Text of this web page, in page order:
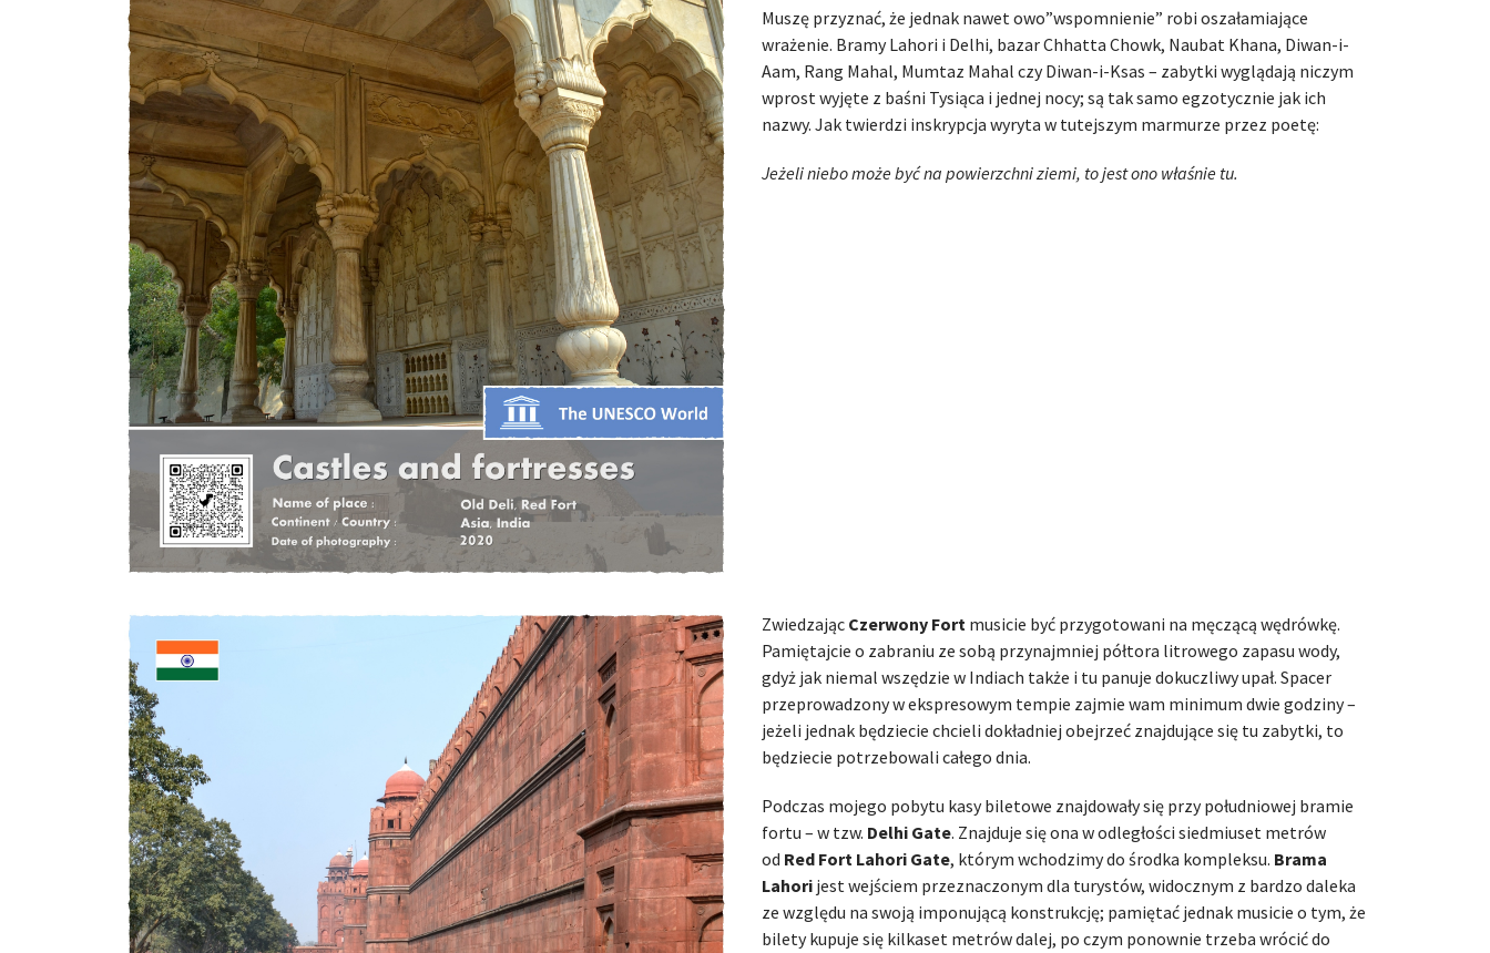
Muszę przyznać, że jednak nawet owo”wspomnienie” robi oszałamiające
wrażenie. Bramy Lahori i Delhi, bazar Chhatta Chowk, Naubat Khana, Diwan-i-
Aam, Rang Mahal, Mumtaz Mahal czy Diwan-i-Ksas – zabytki wyglądają niczym
wprost wyjęte z baśni Tysiąca i jednej nocy; są tak samo egzotycznie jak ich
nazwy. Jak twierdzi inskrypcja wyryta w tutejszym marmurze przez poetę:
Jeżeli niebo może być na powierzchni ziemi, to jest ono właśnie tu.
Zwiedzając Czerwony Fort musicie być przygotowani na męczącą wędrówkę.
Pamiętajcie o zabraniu ze sobą przynajmniej półtora litrowego zapasu wody,
gdyż jak niemal wszędzie w Indiach także i tu panuje dokuczliwy upał. Spacer
przeprowadzony w ekspresowym tempie zajmie wam minimum dwie godziny –
jeżeli jednak będziecie chcieli dokładniej obejrzeć znajdujące się tu zabytki, to
będziecie potrzebowali całego dnia.
Podczas mojego pobytu kasy biletowe znajdowały się przy południowej bramie
fortu – w tzw. Delhi Gate. Znajduje się ona w odległości siedmiuset metrów
od Red Fort Lahori Gate, którym wchodzimy do środka kompleksu. Brama
Lahori jest wejściem przeznaczonym dla turystów, widocznym z bardzo daleka
ze względu na swoją imponującą konstrukcję; pamiętać jednak musicie o tym, że
bilety kupuje się kilkaset metrów dalej, po czym ponownie trzeba wrócić do